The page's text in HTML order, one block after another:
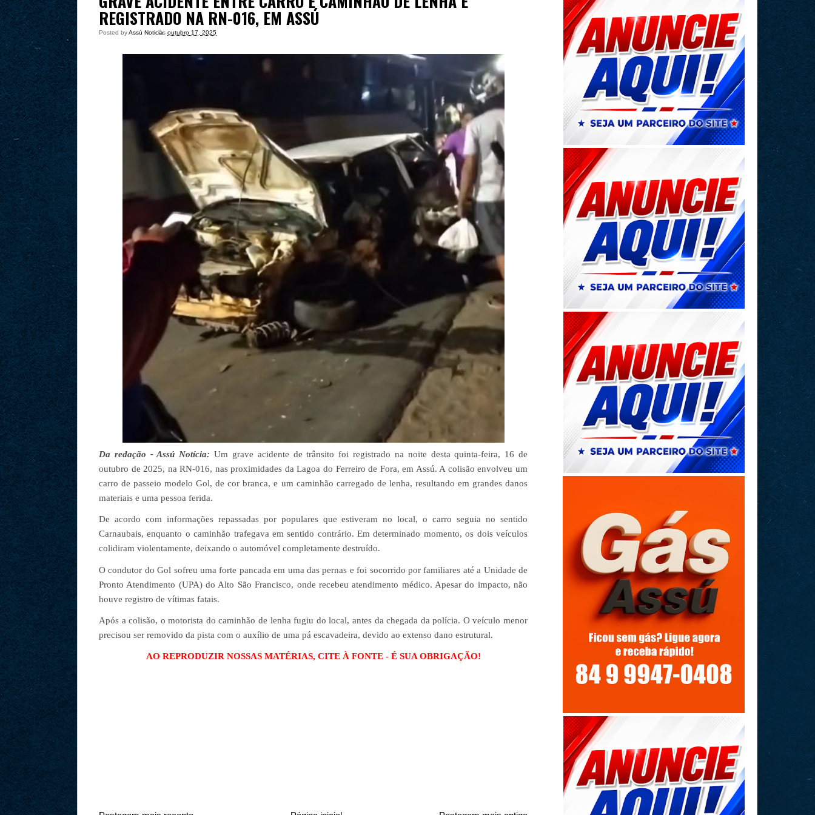
REGISTRADO NA RN-016, EM ASSÚ
Posted byAssú Noticia
às outubro 17, 2025
Da redação - Assú Notícia: Um grave acidente de trânsito foi registrado na noite desta quinta-feira, 16 de
outubro de 2025, na RN-016, nas proximidades da Lagoa do Ferreiro de Fora, em Assú. A colisão envolveu um
carro de passeio modelo Gol, de cor branca, e um caminhão carregado de lenha, resultando em grandes danos
materiais e uma pessoa ferida.
De acordo com informações repassadas por populares que estiveram no local, o carro seguia no sentido
Carnaubais, enquanto o caminhão trafegava em sentido contrário. Em determinado momento, os dois veículos
colidiram violentamente, deixando o automóvel completamente destruído.
O condutor do Gol sofreu uma forte pancada em uma das pernas e foi socorrido por familiares até a Unidade de
Pronto Atendimento (UPA) do Alto São Francisco, onde recebeu atendimento médico. Apesar do impacto, não
houve registro de vítimas fatais.
Após a colisão, o motorista do caminhão de lenha fugiu do local, antes da chegada da polícia. O veículo menor
precisou ser removido da pista com o auxílio de uma pá escavadeira, devido ao extenso dano estrutural.
AO REPRODUZIR NOSSAS MATÉRIAS, CITE À FONTE - É SUA OBRIGAÇÃO!